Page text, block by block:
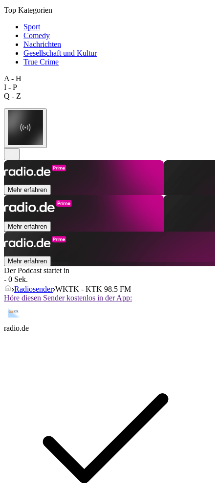
Top Kategorien
Sport
Comedy
Nachrichten
Gesellschaft und Kultur
True Crime
A - H
I - P
Q - Z
Mehr erfahren
Mehr erfahren
Mehr erfahren
Der Podcast startet in
- 0 Sek.
Radiosender WKTK - KTK 98.5 FM
Höre diesen Sender kostenlos in der App:
radio.de